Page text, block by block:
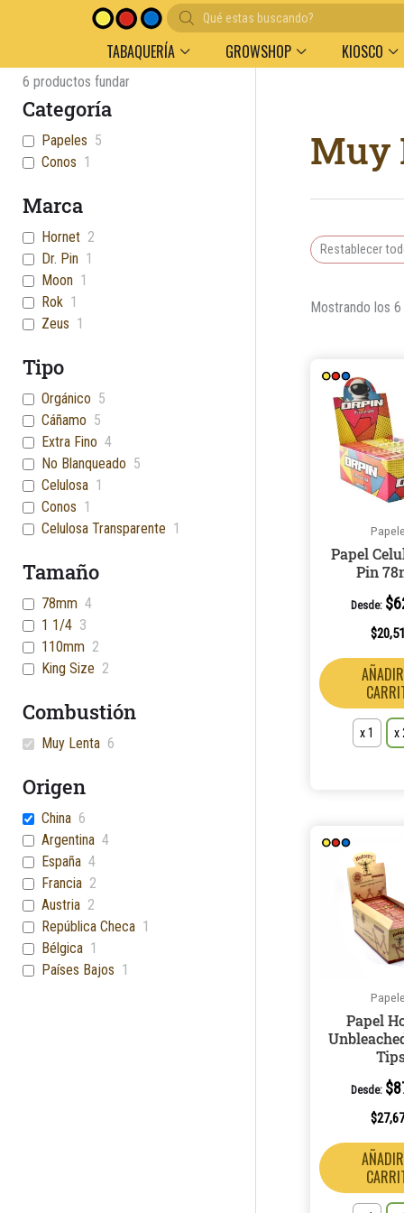
Búsqueda
de
productos
Entregas en el día en AMBA Descuento por
TABAQUERÍA GROWSHOP KIOSCO
6 productos fundar
Categoría
Papeles 5
Conos 1
Marca
Hornet 2
Dr. Pin 1
Moon 1
Rok 1
Zeus 1
Tipo
Orgánico 5
Cáñamo 5
Extra Fino 4
No Blanqueado 5
Celulosa 1
Conos 1
Celulosa Transparente 1
Tamaño
78mm 4
1 1/4 3
110mm 2
King Size 2
Combustión
Muy Lenta 6
Origen
China 6
Argentina 4
España 4
Francia 2
Austria 2
República Checa 1
Bélgica 1
Países Bajos 1
Muy
Restablecer
Mostrando los
Papel
Pin
Desde: $
$
x 1 x
Papel
Desde: $
$